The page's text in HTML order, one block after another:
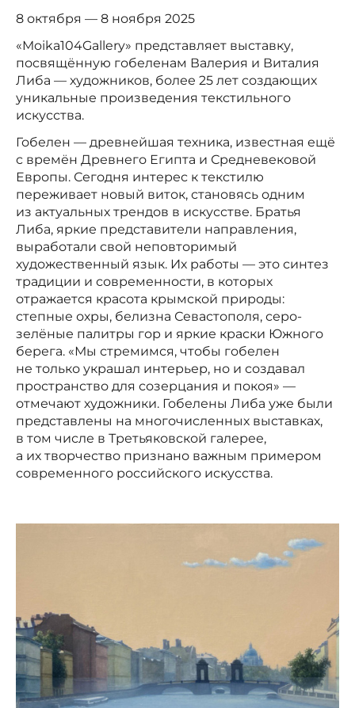
8 октября — 8 ноября 2025
«Moika104Gallery» представляет выставку,
посвящённую гобеленам Валерия и Виталия
Либа — художников, более 25 лет создающих
уникальные произведения текстильного
искусства.
Гобелен — древнейшая техника, известная ещё
с времён Древнего Египта и Средневековой
Европы. Сегодня интерес к текстилю
переживает новый виток, становясь одним
из актуальных трендов в искусстве. Братья
Либа, яркие представители направления,
выработали свой неповторимый
художественный язык. Их работы — это синтез
традиции и современности, в которых
отражается красота крымской природы:
степные охры, белизна Севастополя, серо-
зелёные палитры гор и яркие краски Южного
берега. «Мы стремимся, чтобы гобелен
не только украшал интерьер, но и создавал
пространство для созерцания и покоя» —
отмечают художники. Гобелены Либа уже были
представлены на многочисленных выставках,
в том числе в Третьяковской галерее,
а их творчество признано важным примером
современного российского искусства.